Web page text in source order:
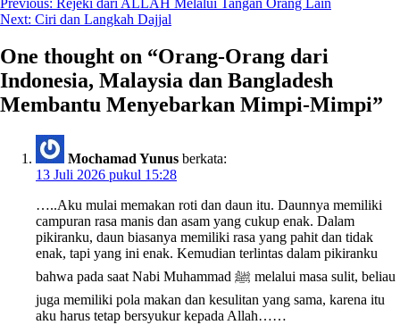
Navigasi
pos
Next: Ciri dan Langkah Dajjal
One thought on “Orang-Orang dari
Indonesia, Malaysia dan Bangladesh
Membantu Menyebarkan Mimpi-Mimpi”
Mochamad Yunus berkata:
13 Juli 2026 pukul 15:28
…..Aku mulai memakan roti dan daun itu. Daunnya memiliki
campuran rasa manis dan asam yang cukup enak. Dalam
pikiranku, daun biasanya memiliki rasa yang pahit dan tidak
enak, tapi yang ini enak. Kemudian terlintas dalam pikiranku
bahwa pada saat Nabi Muhammad ﷺ melalui masa sulit, beliau
juga memiliki pola makan dan kesulitan yang sama, karena itu
aku harus tetap bersyukur kepada Allah……